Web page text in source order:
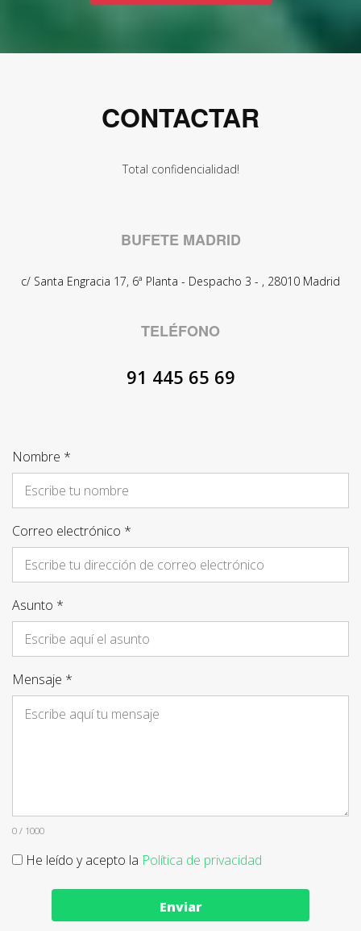
CONTACTAR
Total confidencialidad!
BUFETE MADRID
c/ Santa Engracia 17, 6ª Planta - Despacho 3 - , 28010 Madrid
TELÉFONO
91 445 65 69
Nombre *
Correo electrónico *
Asunto *
Mensaje *
0 / 1000
He leído y acepto la Política de privacidad
Enviar